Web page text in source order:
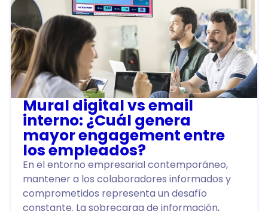
Mural digital vs email
interno: ¿Cuál genera
mayor engagement entre
los empleados?
En el entorno empresarial contemporáneo,
mantener a los colaboradores informados y
comprometidos representa un desafío
constante. La sobrecarga de información,